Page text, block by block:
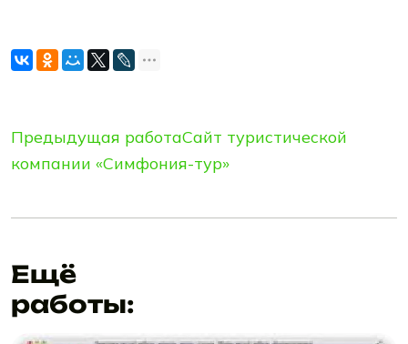
Предыдущая работаСайт туристической
компании «Симфония-тур»
Ещё
работы: